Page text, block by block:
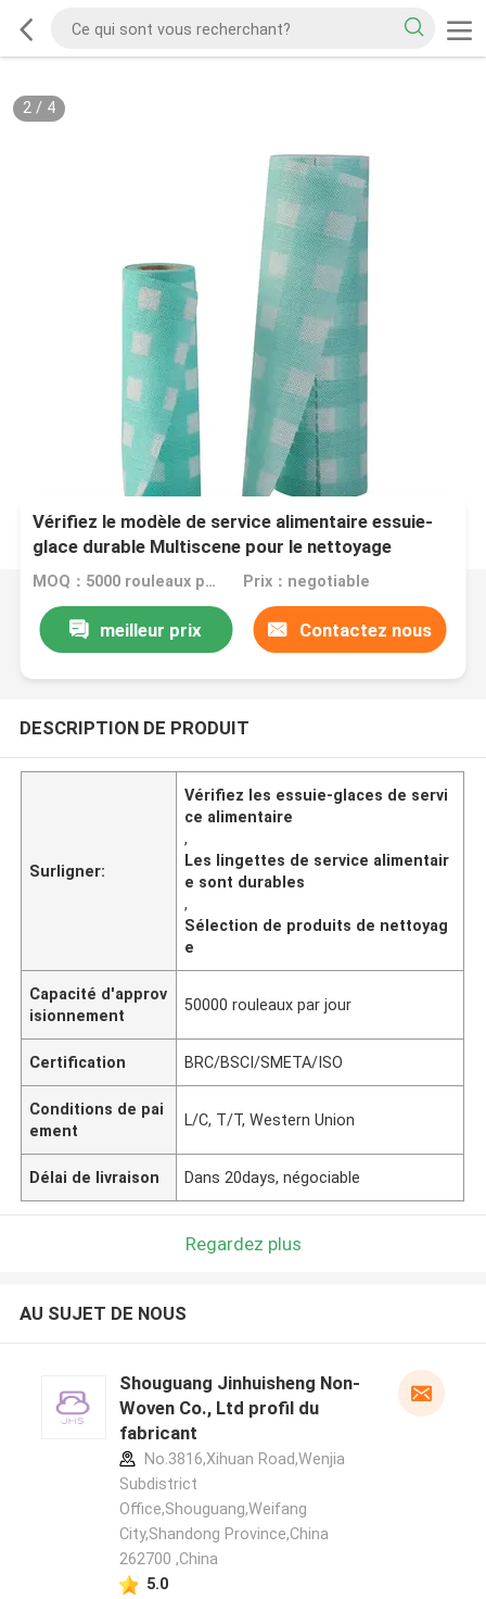
2/ 4
Vérifiez le modèle de service alimentaire essuie-
glace durable Multiscene pour le nettoyage
MOQ：5000 rouleaux par couleur Prix：negotiable
meilleur prix Contactez nous
DESCRIPTION DE PRODUIT
Surligner:
Vérifiez les essuie-glaces de servi
ce alimentaire
,
Les lingettes de service alimentair
e sont durables
,
Sélection de produits de nettoyag
e
Capacité d'approv
isionnement
50000 rouleaux par jour
Certification BRC/BSCI/SMETA/ISO
Conditions de pai
ement
L/C, T/T, Western Union
Délai de livraison Dans 20days, négociable
Regardez plus
AU SUJET DE NOUS
Shouguang Jinhuisheng Non-
Woven Co., Ltd profil du
fabricant
No.3816,Xihuan Road,Wenjia
Subdistrict
Office,Shouguang,Weifang
City,Shandong Province,China
262700 ,China
5.0